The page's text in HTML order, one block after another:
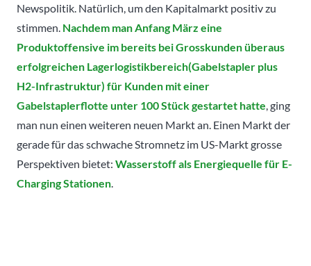
Newspolitik. Natürlich, um den Kapitalmarkt positiv zu
stimmen. Nachdem man Anfang März eine
Produktoffensive im bereits bei Grosskunden überaus
erfolgreichen Lagerlogistikbereich(Gabelstapler plus
H2-Infrastruktur) für Kunden mit einer
Gabelstaplerflotte unter 100 Stück gestartet hatte, ging
man nun einen weiteren neuen Markt an. Einen Markt der
gerade für das schwache Stromnetz im US-Markt grosse
Perspektiven bietet: Wasserstoff als Energiequelle für E-
Charging Stationen.